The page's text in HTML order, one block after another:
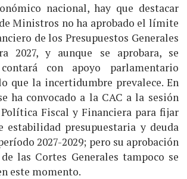
nacional, hay que destacar
Ministros no ha aprobado el límite
de los Presupuestos Generales
2027, y aunque se aprobara, se
con apoyo parlamentario
que la incertidumbre prevalece. En
ha convocado a la CAC a la sesión
Fiscal y Financiera para fijar
estabilidad presupuestaria y deuda
2027-2029; pero su aprobación
las Cortes Generales tampoco se
este momento.